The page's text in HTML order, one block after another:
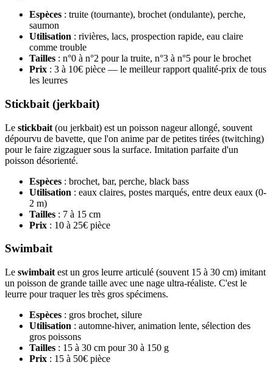
Espèces : truite (tournante), brochet (ondulante), perche,
saumon
Utilisation : rivières, lacs, prospection rapide, eau claire
comme trouble
Tailles : n°0 à n°2 pour la truite, n°3 à n°5 pour le brochet
Prix : 3 à 10€ pièce — le meilleur rapport qualité-prix de tous
les leurres
Stickbait (jerkbait)
Le stickbait (ou jerkbait) est un poisson nageur allongé, souvent
dépourvu de bavette, que l'on anime par de petites tirées (twitching)
pour le faire zigzaguer sous la surface. Imitation parfaite d'un
poisson désorienté.
Espèces : brochet, bar, perche, black bass
Utilisation : eaux claires, postes marqués, entre deux eaux (0-
2 m)
Tailles : 7 à 15 cm
Prix : 10 à 25€ pièce
Swimbait
Le swimbait est un gros leurre articulé (souvent 15 à 30 cm) imitant
un poisson de grande taille avec une nage ultra-réaliste. C'est le
leurre pour traquer les très gros spécimens.
Espèces : gros brochet, silure
Utilisation : automne-hiver, animation lente, sélection des
gros poissons
Tailles : 15 à 30 cm pour 30 à 150 g
Prix : 15 à 50€ pièce